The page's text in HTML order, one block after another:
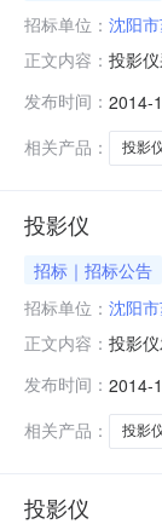
招标单位： 沈阳
正文内容： 投影
1、采
效后
发布时间： 2014-
相关产品：
投影
投影仪
招标｜招标公告
招标单位： 沈阳
正文内容： 投影
国内
发布时间： 2014-
相关产品：
投影
投影仪